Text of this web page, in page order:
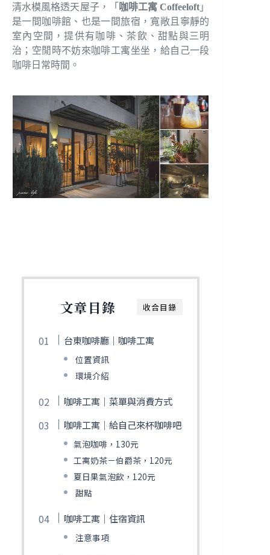
清水模風格透天屋子，「 咖啡工寓 Coffeeloft 」
是一間咖啡館、也是一間旅宿，寬敞且寧靜的
室內空間，提供有咖啡、茶飲、甜點與三明
治；空閒時不妨來咖啡工寓坐坐，給自己一段
咖啡日常時間。
收合目錄
文章目錄
台東咖啡廳｜咖啡工寓
位置資訊
環境介紹
咖啡工寓｜菜單與消費方式
咖啡工寓｜給自己來杯咖啡吧
氣泡咖啡，130元
工寓奶茶－伯爵茶，120元
夏日果氣泡飲，120元
甜點
咖啡工寓｜住宿資訊
注意事項